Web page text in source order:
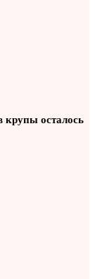
осталось